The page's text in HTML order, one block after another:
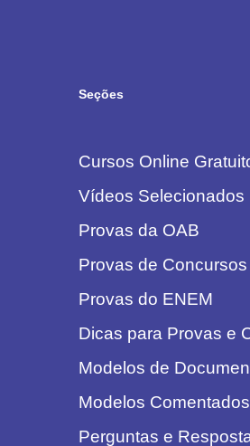
Seções
Cursos Online
Vídeos Selecionados
Provas da OAB
Provas de Concursos
Provas do ENEM
Dicas para Provas e
Modelos de
Modelos Comentados
Perguntas e